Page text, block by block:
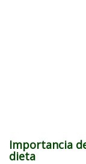
Importancia
dieta